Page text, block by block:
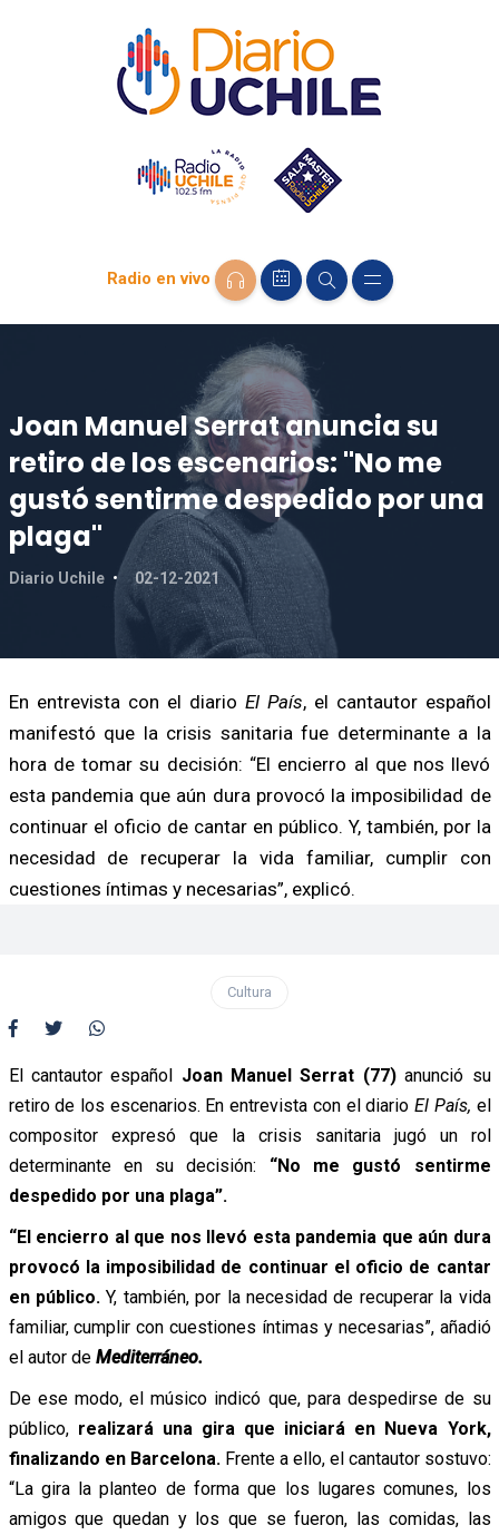
Radio en vivo
Joan Manuel Serrat anuncia su
retiro de los escenarios: "No me
gustó sentirme despedido por una
plaga"
Diario Uchile 02-12-2021
En entrevista con el diario El País, el cantautor español
manifestó que la crisis sanitaria fue determinante a la
hora de tomar su decisión: “El encierro al que nos llevó
esta pandemia que aún dura provocó la imposibilidad de
continuar el oficio de cantar en público. Y, también, por la
necesidad de recuperar la vida familiar, cumplir con
cuestiones íntimas y necesarias”, explicó.
Cultura
El cantautor español Joan Manuel Serrat (77)anunció su
retiro de los escenarios. En entrevista con el diarioEl País, el
compositor expresó que la crisis sanitaria jugó un rol
determinante en su decisión: “No me gustó sentirme
despedido por una plaga”.
“El encierro al que nos llevó esta pandemia que aún dura
provocó la imposibilidad de continuar el oficio de cantar
en público. Y, también, por la necesidad de recuperar la vida
familiar, cumplir con cuestiones íntimas y necesarias”, añadió
el autor de Mediterráneo.
De ese modo, el músico indicó que, para despedirse de su
público,realizará una gira que iniciará en Nueva York,
finalizando en Barcelona. Frente a ello, el cantautor sostuvo:
“La gira la planteo de forma que los lugares comunes, los
amigos que quedan y los que se fueron, las comidas, las